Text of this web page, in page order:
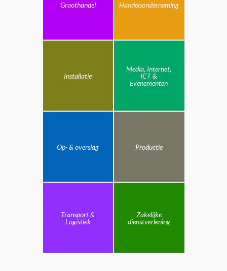
Groothandel Handelsonderneming
Installatie
Media, Internet,
ICT &
Evenementen
Op- & overslag Productie
Transport &
Logistiek
Zakelijke
dienstverlening